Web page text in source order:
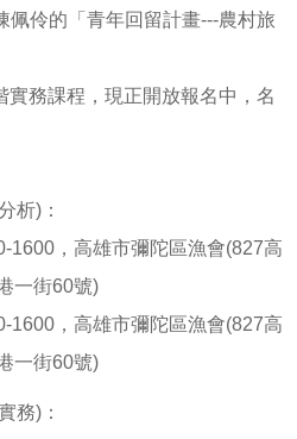
佩伶的「青年回留計畫---農村旅
實務課程，現正開放報名中，名
析)：
1600，高雄市彌陀區漁會(827高
一街60號)
1600，高雄市彌陀區漁會(827高
一街60號)
務)：